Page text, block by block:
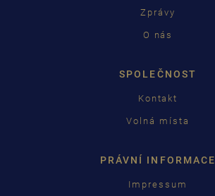
Zprávy
O nás
SPOLEČNOST
Kontakt
Volná místa
PRÁVNÍ INFORMACE
Impressum